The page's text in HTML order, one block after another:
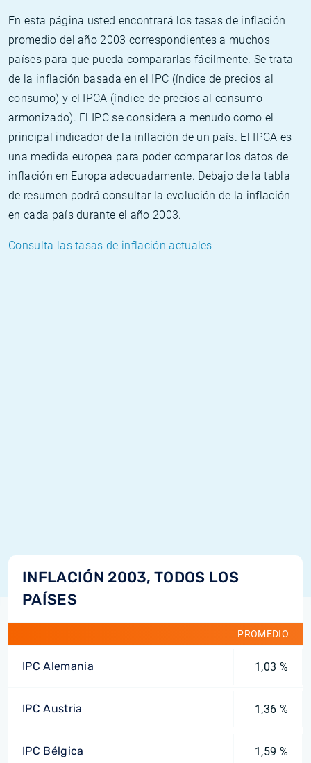
En esta página usted encontrará los tasas de inflación
promedio del año 2003 correspondientes a muchos
países para que pueda compararlas fácilmente. Se trata
de la inflación basada en el IPC (índice de precios al
consumo) y el IPCA (índice de precios al consumo
armonizado). El IPC se considera a menudo como el
principal indicador de la inflación de un país. El IPCA es
una medida europea para poder comparar los datos de
inflación en Europa adecuadamente. Debajo de la tabla
de resumen podrá consultar la evolución de la inflación
en cada país durante el año 2003.
Consulta las tasas de inflación actuales
INFLACIÓN 2003, TODOS LOS
PAÍSES
PROMEDIO
IPC Alemania 1,03 %
IPC Austria 1,36 %
IPC Bélgica 1,59 %